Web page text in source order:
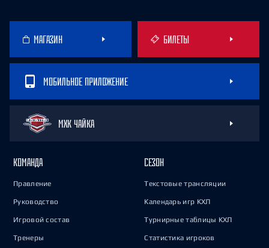
МАГАЗИН БИЛЕТЫ
МОБИЛЬНОЕ ПРИЛОЖЕНИЕ
МХК ЧАЙКА
КОМАНДА
Правление
Руководство
Игровой состав
Тренеры
СЕЗОН
Текстовые трансляции
Календарь игр КХЛ
Турнирные таблицы КХЛ
Статистика игроков